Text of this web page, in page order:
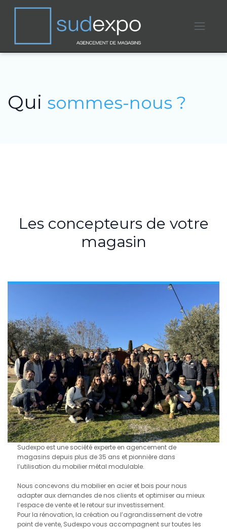
Qui sommes-nous ?
Les concepteurs de votre
magasin
Sudexpo est une société experte en agencement de
magasins depuis plus de 35 ans et pionnière dans
l’utilisation du mobilier métal modulable.
Nous concevons du mobilier en acier et bois pour nous
adapter aux demandes de nos clients et optimiser au mieux
l’espace de vente et le retour sur investissement.
Pour la rénovation, la création ou l’agrandissement de votre
point de vente, Sudexpo vous accompagnent sur toutes les